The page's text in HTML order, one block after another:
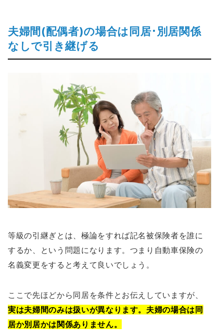
夫婦間(配偶者)の場合は同居･別居関係
なしで引き継げる
等級の引継ぎとは、極論をすれば記名被保険者を誰に
するか、という問題になります。つまり自動車保険の
名義変更をすると考えて良いでしょう。
ここで先ほどから同居を条件とお伝えしていますが、
実は夫婦間のみは扱いが異なります。夫婦の場合は同
居か別居かは関係ありません。